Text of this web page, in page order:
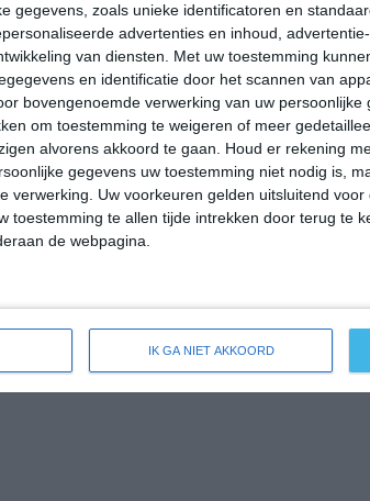
gegevens, zoals unieke identificatoren en
advertenties en inhoud,
van diensten.
Met uw toestemming
en identificatie door het scannen van
bovengenoemde verwerking van uw persoonlijke
om toestemming te weigeren of meer
alvorens akkoord te gaan.
Houd er rekening
gegevens uw toestemming niet nodig is,
verwerking. Uw voorkeuren gelden uitsluitend
toestemming te allen tijde intrekken door terug te
de webpagina.
IK GA NIET AKKOORD
18:00 21:00 00:00
18:00 21:00 00:00
WZW 4 W 3 WNW 2
18:00
voor Johnstonville